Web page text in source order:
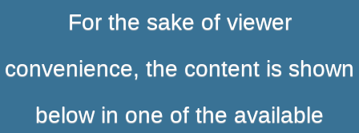
For the sake of viewer
convenience, the content is shown
below in one of the available